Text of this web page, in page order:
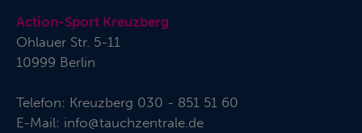
Action-Sport Kreuzberg
Ohlauer Str. 5-11
10999 Berlin
Telefon: Kreuzberg 030 - 851 51 60
E-Mail: info@tauchzentrale.de